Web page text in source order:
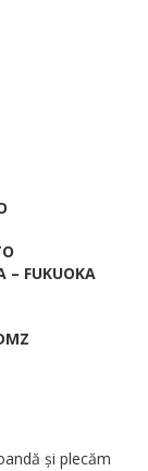
– FUKUOKA
și plecăm